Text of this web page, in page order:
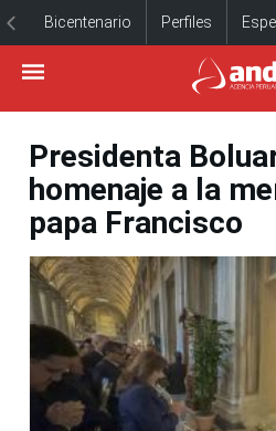
Bicentenario Perfiles
Presidenta
homenaje a la
papa Francisco